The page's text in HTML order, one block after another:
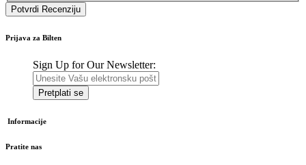
Potvrdi Recenziju
Prijava za Bilten
Sign Up for Our Newsletter:
Pretplati se
Informacije
Pratite nas